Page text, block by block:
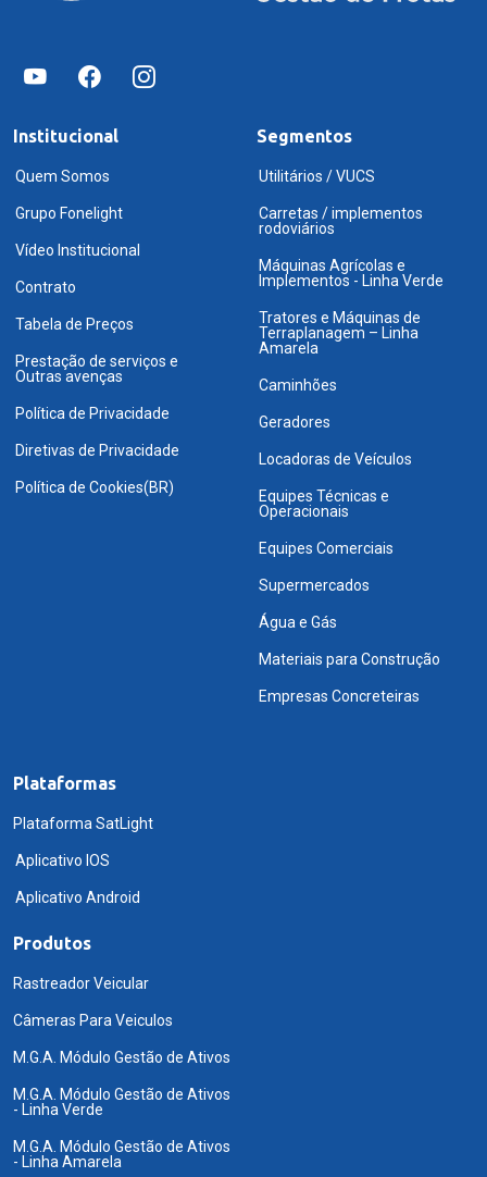
Institucional
Quem Somos
Grupo Fonelight
Vídeo Institucional
Contrato
Tabela de Preços
Prestação de serviços e
Outras avenças
Política de Privacidade
Diretivas de Privacidade
Política de Cookies(BR)
Segmentos
Utilitários / VUCS
Carretas / implementos
rodoviários
Máquinas Agrícolas e
Implementos - Linha Verde
Tratores e Máquinas de
Terraplanagem – Linha
Amarela
Caminhões
Geradores
Locadoras de Veículos
Equipes Técnicas e
Operacionais
Equipes Comerciais
Supermercados
Água e Gás
Materiais para Construção
Empresas Concreteiras
Plataformas
Plataforma SatLight
Aplicativo IOS
Aplicativo Android
Produtos
Rastreador Veicular
Câmeras Para Veiculos
M.G.A. Módulo Gestão de Ativos
M.G.A. Módulo Gestão de Ativos
- Linha Verde
M.G.A. Módulo Gestão de Ativos
- Linha Amarela